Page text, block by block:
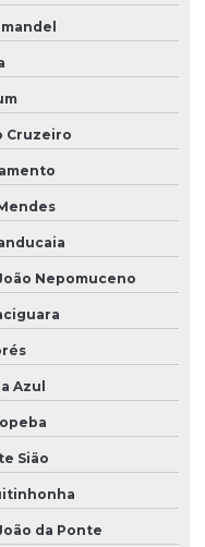
Cruzeiro
Nepomuceno
Azul
Sião
da Ponte